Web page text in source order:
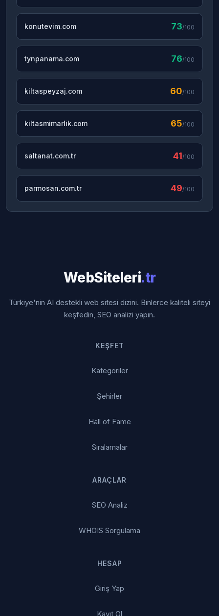
konutevim.com 73/100
tynpanama.com 76/100
kiltaspeyzaj.com 60/100
kiltasmimarlik.com 65/100
saltanat.com.tr 41/100
parmosan.com.tr 49/100
WebSiteleri.tr
Türkiye'nin AI destekli web sitesi dizini. Binlerce kaliteli siteyi
keşfedin, SEO analizi yapın.
KEŞFET
Kategoriler
Şehirler
Hall of Fame
Sıralamalar
ARAÇLAR
SEO Analiz
WHOIS Sorgulama
HESAP
Giriş Yap
Kayıt Ol